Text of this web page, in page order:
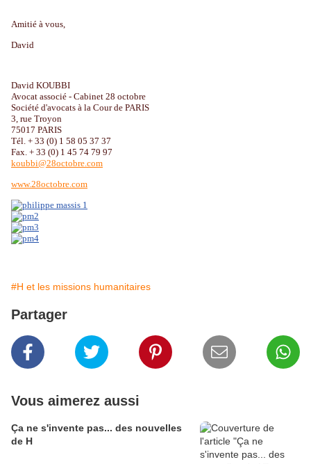
Amitié à vous,
David
David KOUBBI
Avocat associé - Cabinet 28 octobre
Société d'avocats à la Cour de PARIS
3, rue Troyon
75017 PARIS
Tél. + 33 (0) 1 58 05 37 37
Fax. + 33 (0) 1 45 74 79 97
koubbi@28octobre.com
www.28octobre.com
#H et les missions humanitaires
Partager
Vous aimerez aussi
Ça ne s'invente pas... des nouvelles
de H